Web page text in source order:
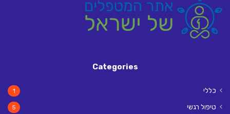
Categories
כללי 1
טיפול רגשי 5